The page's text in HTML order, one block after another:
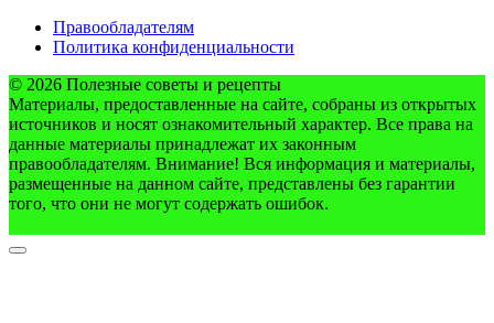
Правообладателям
Политика конфиденциальности
© 2026 Полезные советы и рецепты
Материалы, предоставленные на сайте, собраны из открытых
источников и носят ознакомительный характер. Все права на
данные материалы принадлежат их законным
правообладателям. Внимание! Вся информация и материалы,
размещенные на данном сайте, представлены без гарантии
того, что они не могут содержать ошибок.